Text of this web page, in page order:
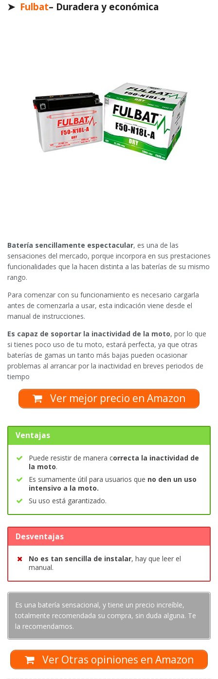
➤ Fulbat– Duradera y económica
Batería sencillamente espectacular, es una de las
sensaciones del mercado, porque incorpora en sus prestaciones
funcionalidades que la hacen distinta a las baterías de su mismo
rango.
Para comenzar con su funcionamiento es necesario cargarla
antes de comenzarla a usar, esta indicación viene desde el
manual de instrucciones.
Es capaz de soportar la inactividad de la moto, por lo que
si tienes poco uso de tu moto, estará perfecta, ya que otras
baterías de gamas un tanto más bajas pueden ocasionar
problemas al arrancar por la inactividad en breves periodos de
tiempo
Ver mejor precio en Amazon
Ventajas
Puede resistir de manera correcta la inactividad de
la moto.
Es sumamente útil para usuarios que no den un uso
intensivo a la moto.
Su uso está garantizado.
Desventajas
No es tan sencilla de instalar, hay que leer el
manual.
Es una batería sensacional, y tiene un precio increíble,
totalmente recomendada su compra, sin duda alguna. Te
la recomendamos.
Ver Otras opiniones en Amazon